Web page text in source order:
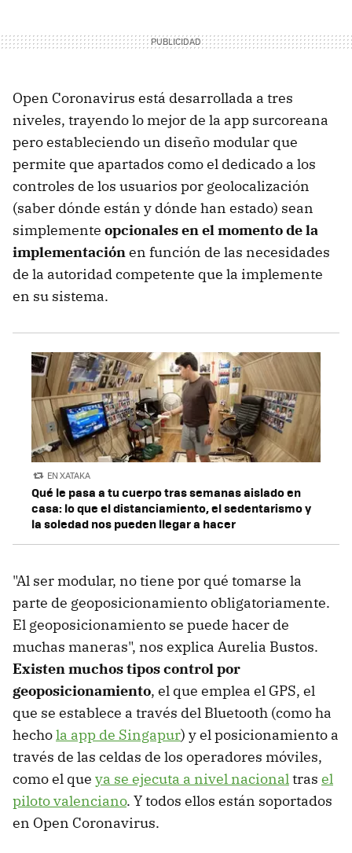
Open Coronavirus está desarrollada a tres
niveles, trayendo lo mejor de la app surcoreana
pero estableciendo un diseño modular que
permite que apartados como el dedicado a los
controles de los usuarios por geolocalización
(saber dónde están y dónde han estado) sean
simplemente opcionales en el momento de la
implementaciónen función de las necesidades
de la autoridad competente que la implemente
en su sistema.
EN XATAKA
Qué le pasa a tu cuerpo tras semanas aislado en
casa: lo que el distanciamiento, el sedentarismo y
la soledad nos pueden llegar a hacer
"Al ser modular, no tiene por qué tomarse la
parte de geoposicionamiento obligatoriamente.
El geoposicionamiento se puede hacer de
muchas maneras", nos explica Aurelia Bustos.
Existen muchos tipos control por
geoposicionamiento, el que emplea el GPS, el
que se establece a través del Bluetooth (como ha
hechola app de Singapur) y el posicionamiento a
través de las celdas de los operadores móviles,
como el que ya se ejecuta a nivel nacionaltras el
piloto valenciano. Y todos ellos están soportados
en Open Coronavirus.